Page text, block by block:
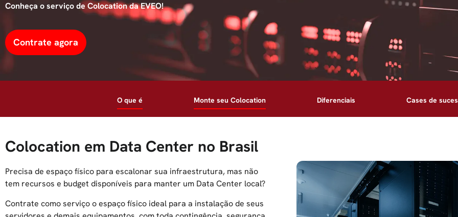
Conheça o serviço de Colocation da EVEO!
Contrate agora
O que é Monte seu Colocation Diferenciais Cases de
Colocation em Data Center no Brasil
Precisa de espaço físico para escalonar sua infraestrutura, mas não
tem recursos e budget disponíveis para manter um Data Center local?
Contrate como serviço o espaço físico ideal para a instalação de seus